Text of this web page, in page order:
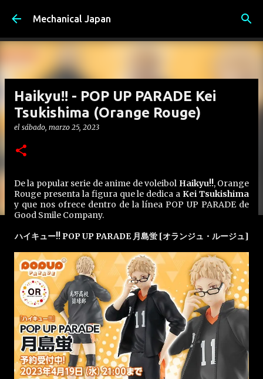
Ir al contenido principal
Mechanical Japan
Haikyu!! - POP UP PARADE Kei
Tsukishima (Orange Rouge)
el sábado, marzo 25, 2023
De la popular serie de anime de voleibol Haikyu!!, Orange
Rouge presenta la figura que le dedica aKei Tsukishima
y que nos ofrece dentro de la línea POP UP PARADE de
Good Smile Company.
ハイキュー!! POP UP PARADE 月島蛍 [オランジュ・ルージュ]